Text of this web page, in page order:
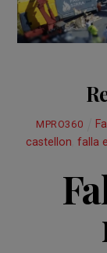
MPRO360
castellon falla